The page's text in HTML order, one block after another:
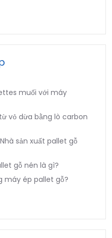
muối với máy
vỏ dừa bằng lò carbon
sản xuất pallet gỗ
gỗ nén là gì?
máy ép pallet gỗ?